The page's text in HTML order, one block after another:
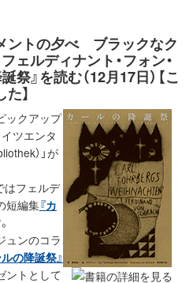
ントの夕べ ブラックなク
ェルディナント・フォン・
祭』を読む（12月17日）【こ
】
ックアップ
ツエンタ
）」が
はフェルデ
短編集『カ
ュンのコラ
ルの降誕祭』
ントとして